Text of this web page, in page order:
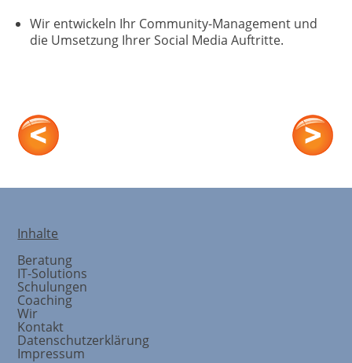
Wir entwickeln Ihr Community-Management und
die Umsetzung Ihrer Social Media Auftritte.
Inhalte
Beratung
IT-Solutions
Schulungen
Coaching
Wir
Kontakt
Datenschutzerklärung
Impressum